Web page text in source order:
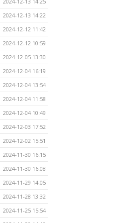
2024-12-13 14:22
2024-12-12 11:42
2024-12-12 10:59
2024-12-05 13:30
2024-12-04 16:19
2024-12-04 13:54
2024-12-04 11:58
2024-12-04 10:49
2024-12-03 17:52
2024-12-02 15:51
2024-11-30 16:15
2024-11-30 16:08
2024-11-29 14:05
2024-11-28 13:32
2024-11-25 15:54